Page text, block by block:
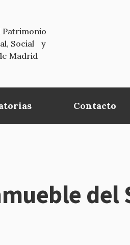
Patrimonio
Social y
Madrid
Contacto
del